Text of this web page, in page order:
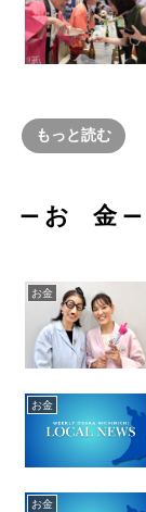
もっと読む
ー お 金ー
お金
お金
お金